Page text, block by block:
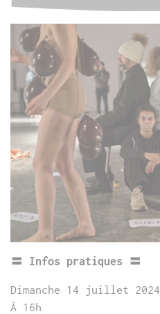
〓 Infos pratiques 〓
Dimanche 14 juillet 2024
À 16h